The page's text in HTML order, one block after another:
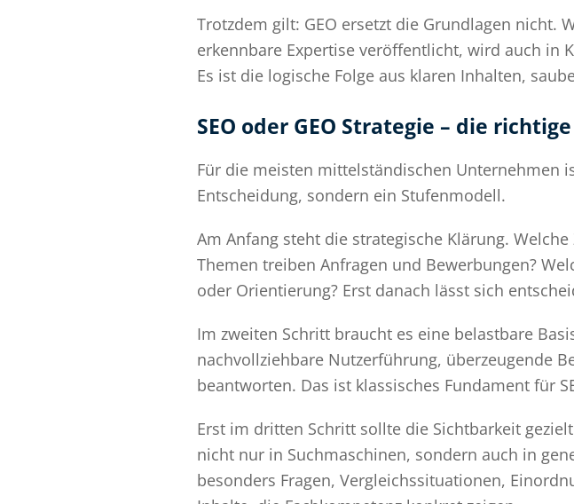
Trotzdem gilt: GEO ersetzt die Grundlagen nicht.
erkennbare Expertise veröffentlicht, wird auch in
Es ist die logische Folge aus klaren Inhalten,
SEO oder GEO Strategie – die
Für die meisten mittelständischen Unternehmen
Entscheidung, sondern ein Stufenmodell.
Am Anfang steht die strategische Klärung.
Themen treiben Anfragen und Bewerbungen?
oder Orientierung? Erst danach lässt sich
Im zweiten Schritt braucht es eine belastbare
nachvollziehbare Nutzerführung, überzeugende
beantworten. Das ist klassisches Fundament für
Erst im dritten Schritt sollte die Sichtbarkeit
nicht nur in Suchmaschinen, sondern auch in
besonders Fragen, Vergleichssituationen,